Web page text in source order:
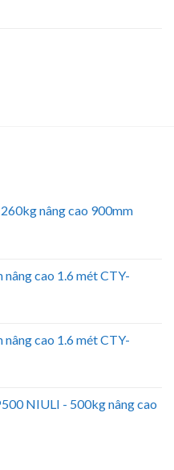
nâng cao 900mm
nâng cao 1.6 mét CTY-
nâng cao 1.6 mét CTY-
NIULI - 500kg nâng cao